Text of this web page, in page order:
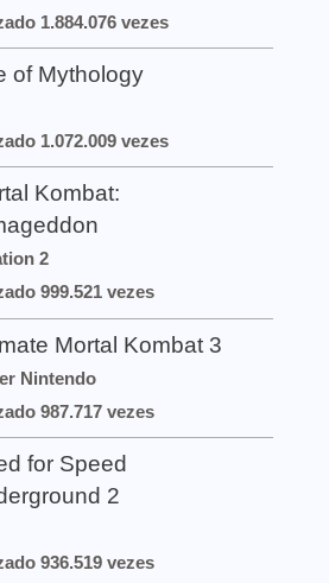
1.884.076 vezes
of Mythology
1.072.009 vezes
Kombat:
2
999.521 vezes
Mortal Kombat 3
Nintendo
987.717 vezes
for Speed
2
936.519 vezes